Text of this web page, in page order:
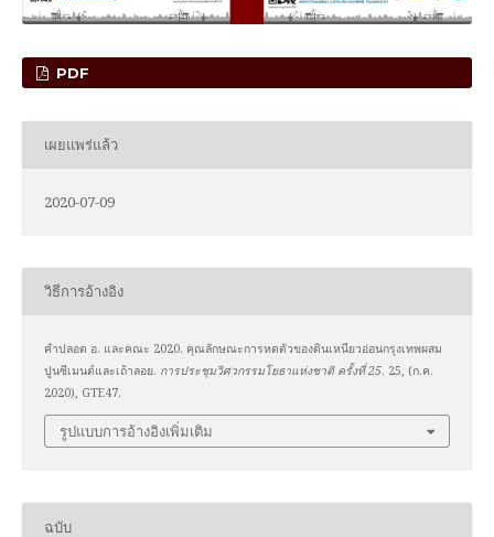
PDF
เผยแพร่แล้ว
2020-07-09
วิธีการอ้างอิง
คำปลอด อ. และคณะ 2020. คุณลักษณะการหดตัวของดินเหนียวอ่อนกรุงเทพผสม
ปูนซีเมนต์และเถ้าลอย. การประชุมวิศวกรรมโยธาแห่งชาติ ครั้งที่ 25. 25, (ก.ค.
2020), GTE47.
รูปแบบการอ้างอิงเพิ่มเติม
ฉบับ